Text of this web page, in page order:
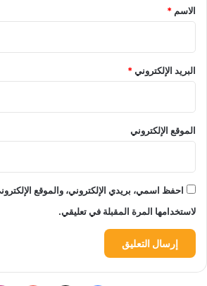
*
الاسم *
البريد الإلكتروني*
الموقع الإلكتروني
احفظ اسمي، بريدي الإلكتروني، والموقع
لاستخدامها المرة المقبلة في تعليقي.